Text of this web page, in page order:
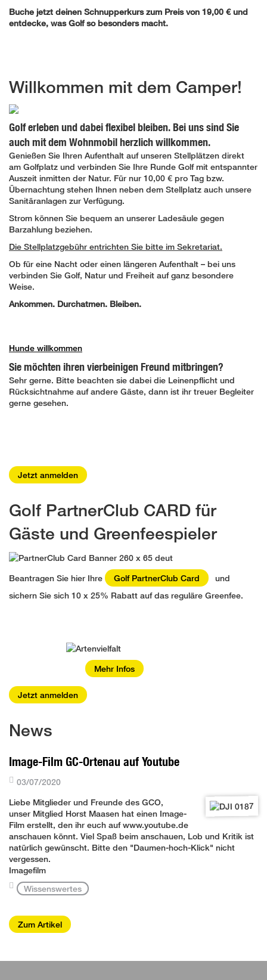
Buche jetzt deinen Schnupperkurs zum Preis von 19,00 € und
entdecke, was Golf so besonders macht.
Willkommen mit dem Camper!
Golf erleben und dabei flexibel bleiben. Bei uns sind Sie
auch mit dem Wohnmobil herzlich willkommen.
Genießen Sie Ihren Aufenthalt auf unseren Stellplätzen direkt
am Golfplatz und verbinden Sie Ihre Runde Golf mit entspannter
Auszeit inmitten der Natur. Für nur 10,00 € pro Tag bzw.
Übernachtung stehen Ihnen neben dem Stellplatz auch unsere
Sanitäranlagen zur Verfügung.
Strom können Sie bequem an unserer Ladesäule gegen
Barzahlung beziehen.
Die Stellplatzgebühr entrichten Sie bitte im Sekretariat.
Ob für eine Nacht oder einen längeren Aufenthalt – bei uns
verbinden Sie Golf, Natur und Freiheit auf ganz besondere
Weise.
Ankommen. Durchatmen. Bleiben.
Hunde willkommen
Sie möchten ihren vierbeinigen Freund mitbringen?
Sehr gerne. Bitte beachten sie dabei die Leinenpflicht und
Rücksichtnahme auf andere Gäste, dann ist ihr treuer Begleiter
gerne gesehen.
Jetzt anmelden
Golf PartnerClub CARD für
Gäste und Greenfeespieler
Beantragen Sie hier Ihre Golf PartnerClub Card
und
sichern Sie sich 10 x 25% Rabatt auf das reguläre Greenfee.
Mehr Infos
Jetzt anmelden
News
Image-Film GC-Ortenau auf Youtube
03/07/2020
Liebe Mitglieder und Freunde des GCO,
unser Mitglied Horst Maasen hat einen Image-
Film erstellt, den ihr euch auf www.youtube.de
anschauen könnt. Viel Spaß beim anschauen, Lob und Kritik ist
natürlich gewünscht. Bitte den "Daumen-hoch-Klick" nicht
vergessen.
Imagefilm
Wissenswertes
Zum Artikel